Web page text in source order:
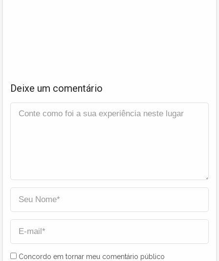
Deixe um comentário
Concordo em tornar meu comentário público